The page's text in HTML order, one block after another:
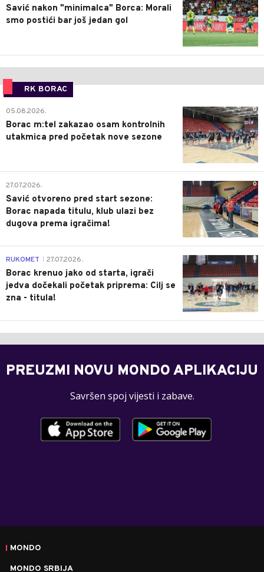
Savić nakon "minimalca" Borca: Morali
smo postići bar još jedan gol
RK BORAC
0
05.08.2026.
Borac m:tel zakazao osam kontrolnih
utakmica pred početak nove sezone
0
27.07.2026.
Savić otvoreno pred start sezone:
Borac napada titulu, klub ulazi bez
dugova prema igračima!
0
RUKOMET 27.07.2026.
Borac krenuo jako od starta, igrači
jedva dočekali početak priprema: Cilj se
zna - titula!
PREUZMI NOVU MONDO APLIKACIJU
Savršen spoj vijesti i zabave.
MONDO
MONDO SRBIJA